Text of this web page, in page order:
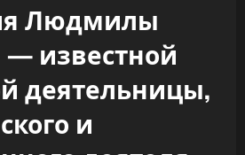
Людмилы
— известной
деятельницы,
и